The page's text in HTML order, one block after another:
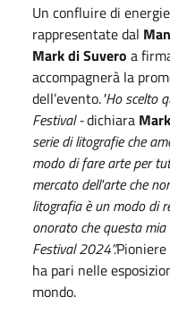
Un confluire di
rappresentate dal
Mark di Suvero a
accompagnerà la
dell’evento."Ho scelto
Festival -dichiara
serie di litografie che
modo di fare arte per
mercato dell'arte che
litografia è un modo di
onorato che questa
Festival 2024”.Pioniere
ha pari nelle
mondo.